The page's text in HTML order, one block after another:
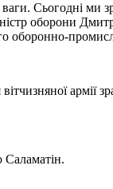
Сьогодні ми
оборони
оборонно-
армії